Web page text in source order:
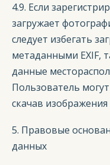
4.9. Если
загружает
следует избегать
метаданными EXIF,
данные
Пользователь
скачав изображения
5. Правовые
данных